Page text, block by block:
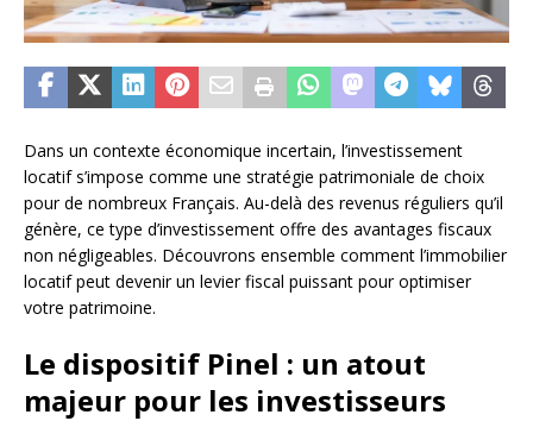
Dans un contexte économique incertain, l’investissement
locatif s’impose comme une stratégie patrimoniale de choix
pour de nombreux Français. Au-delà des revenus réguliers qu’il
génère, ce type d’investissement offre des avantages fiscaux
non négligeables. Découvrons ensemble comment l’immobilier
locatif peut devenir un levier fiscal puissant pour optimiser
votre patrimoine.
Le dispositif Pinel : un atout
majeur pour les investisseurs